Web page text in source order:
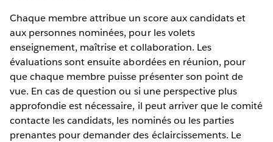
Chaque membre attribue un score aux candidats et
aux personnes nominées, pour les volets
enseignement, maîtrise et collaboration. Les
évaluations sont ensuite abordées en réunion, pour
que chaque membre puisse présenter son point de
vue. En cas de question ou si une perspective plus
approfondie est nécessaire, il peut arriver que le comité
contacte les candidats, les nominés ou les parties
prenantes pour demander des éclaircissements. Le